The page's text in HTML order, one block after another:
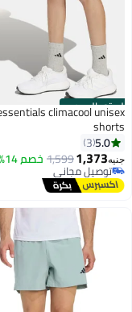
الستور الرسمي
climacool unisex
shorts
5.0
3
جنيه1,373
1,599خصم 14%
توصيل مجاني
توصيل مجاني